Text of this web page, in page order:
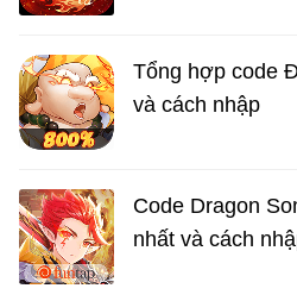
Tổng hợp code
và cách nhập
Code Dragon
nhất và cách